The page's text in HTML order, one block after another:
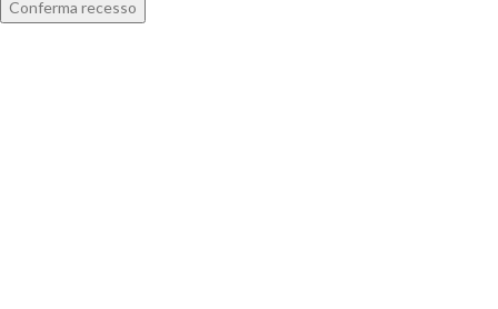
Conferma recesso